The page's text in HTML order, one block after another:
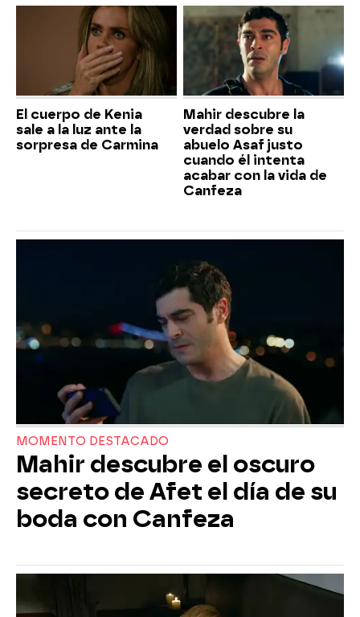
El cuerpo de Kenia
sale a la luz ante la
sorpresa de Carmina
Mahir descubre la
verdad sobre su
abuelo Asaf justo
cuando él intenta
acabar con la vida de
Canfeza
MOMENTO DESTACADO
Mahir descubre el oscuro
secreto de Afet el día de su
boda con Canfeza